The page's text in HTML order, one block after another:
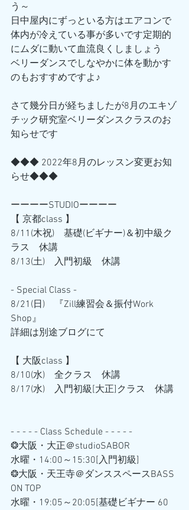
う～
日中屋内にずっといる方はエアコンで
体内が冷えている事が多いです定期的
にムダに動いて血流良くしましょう
ベリーダンスでしなやかに体を動かす
のもおすすめですよ♪
さて幾分日が経ちましたが8月のエキゾ
チック研究室ベリーダンスクラスのお
知らせです
◆◆◆ 2022年8月のレッスン変更お知
らせ◆◆◆
ーーーーSTUDIOーーーー
【 京都class 】
8/11(木祝)　基礎(ビギナー)＆初中級ク
ラス　休講
8/13(土)　入門初級　休講
- Special Class -
8/21(日)　『Zill練習会＆振付Work
Shop』
詳細は別途ブログにて
【 大阪class 】
8/10(水)　全クラス　休講
8/17(水)　入門初級[大正]クラス　休講
- - - - - Class Schedule - - - - -
❂大阪・大正＠studioSABOR
水曜・14:00～15:30[入門初級]
❂大阪・天王寺＠ダンススペースBASS
ON TOP
水曜・19:05～20:05[基礎ビギナー 60